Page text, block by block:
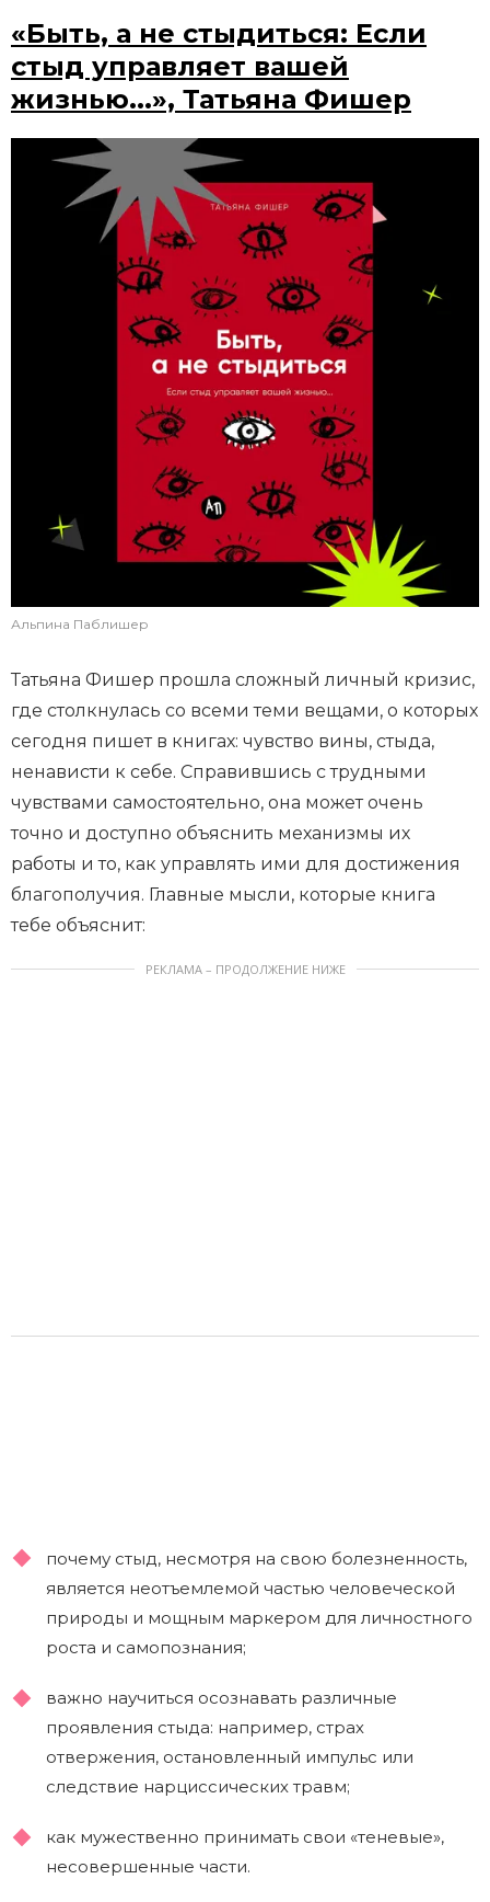
«Быть, а не стыдиться: Если
стыд управляет вашей
жизнью...», Татьяна Фишер
Альпина Паблишер
Татьяна Фишер прошла сложный личный кризис,
где столкнулась со всеми теми вещами, о которых
сегодня пишет в книгах: чувство вины, стыда,
ненависти к себе. Справившись с трудными
чувствами самостоятельно, она может очень
точно и доступно объяснить механизмы их
работы и то, как управлять ими для достижения
благополучия. Главные мысли, которые книга
тебе объяснит:
РЕКЛАМА – ПРОДОЛЖЕНИЕ НИЖЕ
почему стыд, несмотря на свою болезненность,
является неотъемлемой частью человеческой
природы и мощным маркером для личностного
роста и самопознания;
важно научиться осознавать различные
проявления стыда: например, страх
отвержения, остановленный импульс или
следствие нарциссических травм;
как мужественно принимать свои «теневые»,
несовершенные части.